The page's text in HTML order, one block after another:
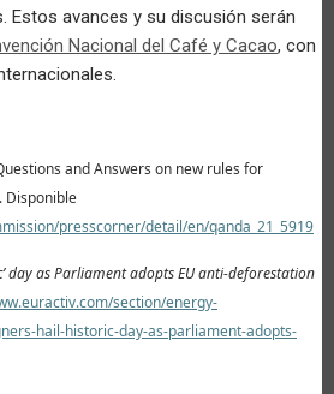
Estos avances y su discusión serán
Nacional del Café y Cacao, con
and Answers on new rules for
Disponible
presscorner/detail/en/qanda_21_5919
day as Parliament adopts EU anti-deforestation
section/energy-
hail-historic-day-as-parliament-adopts-